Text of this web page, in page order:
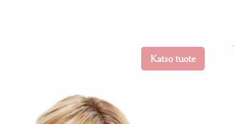
Katso tuote